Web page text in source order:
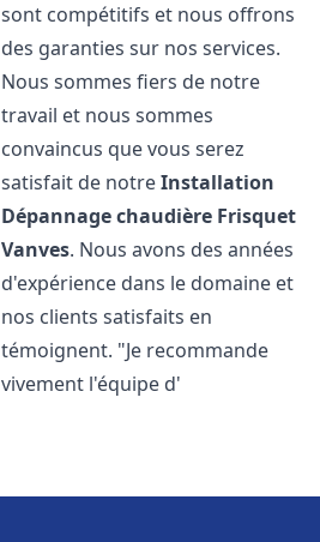
sont compétitifs et nous offrons
des garanties sur nos services.
Nous sommes fiers de notre
travail et nous sommes
convaincus que vous serez
satisfait de notreInstallation
Dépannage chaudière Frisquet
Vanves. Nous avons des années
d'expérience dans le domaine et
nos clients satisfaits en
témoignent. "Je recommande
vivement l'équipe d'